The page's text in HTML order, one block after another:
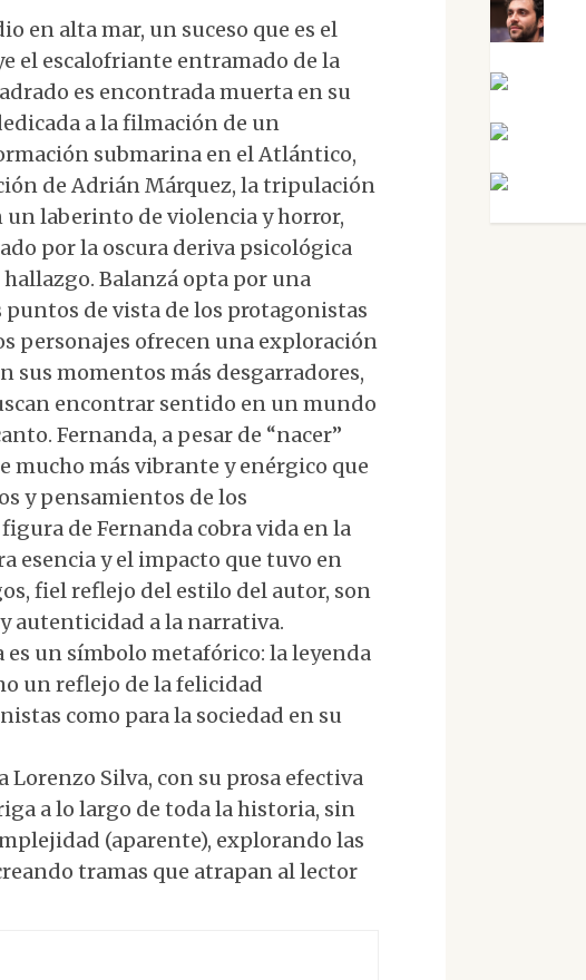
en alta mar, un suceso que es el
el escalofriante entramado de la
es encontrada muerta en su
a la filmación de un
submarina en el Atlántico,
de Adrián Márquez, la tripulación
un laberinto de violencia y horror,
por la oscura deriva psicológica
Balanzá opta por una
de vista de los protagonistas
personajes ofrecen una exploración
sus momentos más desgarradores,
encontrar sentido en un mundo
Fernanda, a pesar de “nacer”
mucho más vibrante y enérgico que
y pensamientos de los
de Fernanda cobra vida en la
esencia y el impacto que tuvo en
fiel reflejo del estilo del autor, son
autenticidad a la narrativa.
un símbolo metafórico: la leyenda
un reflejo de la felicidad
como para la sociedad en su
Lorenzo Silva, con su prosa efectiva
a lo largo de toda la historia, sin
(aparente), explorando las
tramas que atrapan al lector